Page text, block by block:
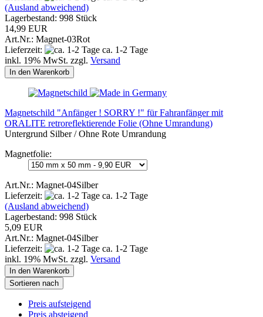
(Ausland abweichend)
Lagerbestand: 998 Stück
14,99 EUR
Art.Nr.: Magnet-03Rot
Lieferzeit:
ca. 1-2 Tage
inkl. 19% MwSt. zzgl. Versand
In den Warenkorb
Magnetschild "Anfänger ! SORRY !" für Fahranfänger mit
ORALITE retroreflektierende Folie (Ohne Umrandung)
Untergrund Silber / Ohne Rote Umrandung
Magnetfolie:
Art.Nr.: Magnet-04Silber
Lieferzeit:
ca. 1-2 Tage
(Ausland abweichend)
Lagerbestand: 998 Stück
5,09 EUR
Art.Nr.: Magnet-04Silber
Lieferzeit:
ca. 1-2 Tage
inkl. 19% MwSt. zzgl. Versand
In den Warenkorb
Sortieren nach
Preis aufsteigend
Preis absteigend